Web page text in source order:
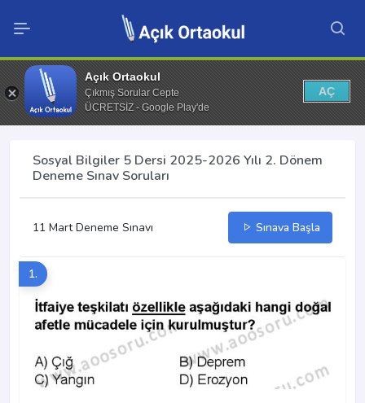
Açık Ortaokul
Çıkmış Sorular Cepte
ÜCRETSİZ - Google Play'de
AÇ
Sosyal Bilgiler 5 Dersi 2025-2026 Yılı 2. Dönem
Deneme Sınav Soruları
11 Mart Deneme Sınavı Sınava Başla
1.